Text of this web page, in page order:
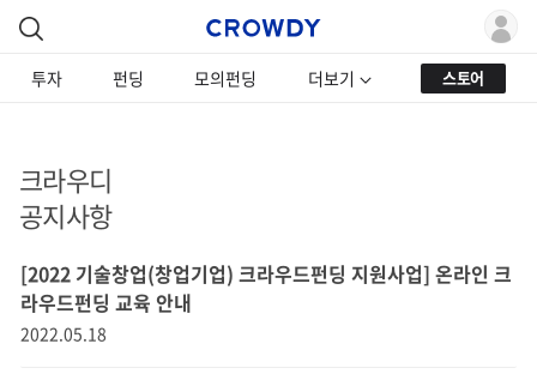
투자 펀딩 모의펀딩 더보기 스토어
크라우디
공지사항
[2022 기술창업(창업기업) 크라우드펀딩 지원사업] 온라인 크
라우드펀딩 교육 안내
2022.05.18